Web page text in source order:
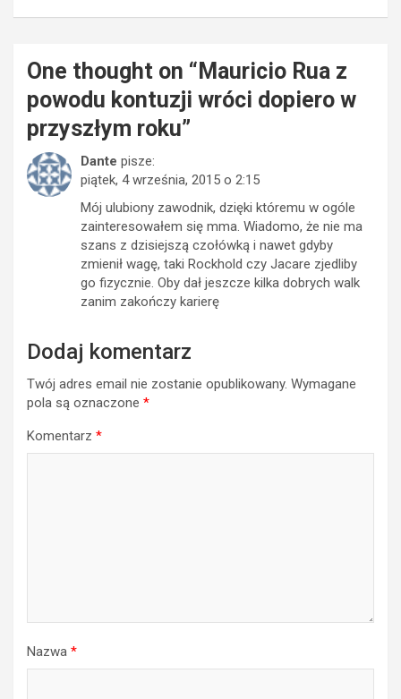
One thought on “ Mauricio Rua z
powodu kontuzji wróci dopiero w
przyszłym roku”
Dante pisze:
piątek, 4 września, 2015 o 2:15
Mój ulubiony zawodnik, dzięki któremu w ogóle
zainteresowałem się mma. Wiadomo, że nie ma
szans z dzisiejszą czołówką i nawet gdyby
zmienił wagę, taki Rockhold czy Jacare zjedliby
go fizycznie. Oby dał jeszcze kilka dobrych walk
zanim zakończy karierę
Dodaj komentarz
Twój adres email nie zostanie opublikowany. Wymagane
pola są oznaczone *
Komentarz *
Nazwa *